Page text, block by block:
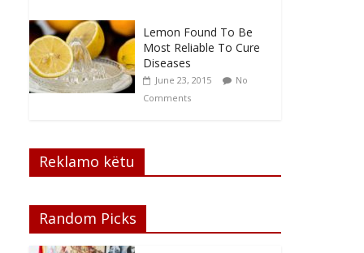
Lemon Found To Be
Most Reliable To Cure
Diseases
June 23, 2015
No
Comments
Reklamo këtu
Random Picks